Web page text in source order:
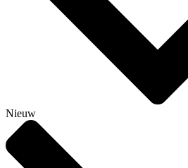
Nieuw